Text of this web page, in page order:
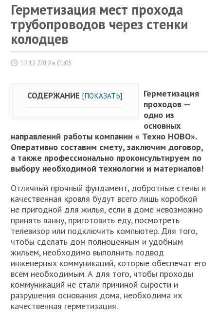
Герметизация мест прохода
трубопроводов через стенки
колодцев
12.12.2019 в 01:05
СОДЕРЖАНИЕ [ПОКАЗАТЬ]
Герметизация
проходов —
одно из
основных
направлений работы компании « Техно НОВО».
Оперативно составим смету, заключим договор,
а также профессионально проконсультируем по
выбору необходимой технологии и материалов!
Отличный прочный фундамент, добротные стены и
качественная кровля будут всего лишь коробкой
не пригодной для жилья, если в доме невозможно
принять ванну, приготовить еду, посмотреть
телевизор или подключить компьютер. Для того,
чтобы сделать дом полноценным и удобным
жильем, необходимо выполнить подвод
инженерных коммуникаций, которые обеспечат его
всем необходимым. А для того, чтобы проходы
коммуникаций не стали причиной сырости и
разрушения основания дома, необходима их
качественная герметизация.